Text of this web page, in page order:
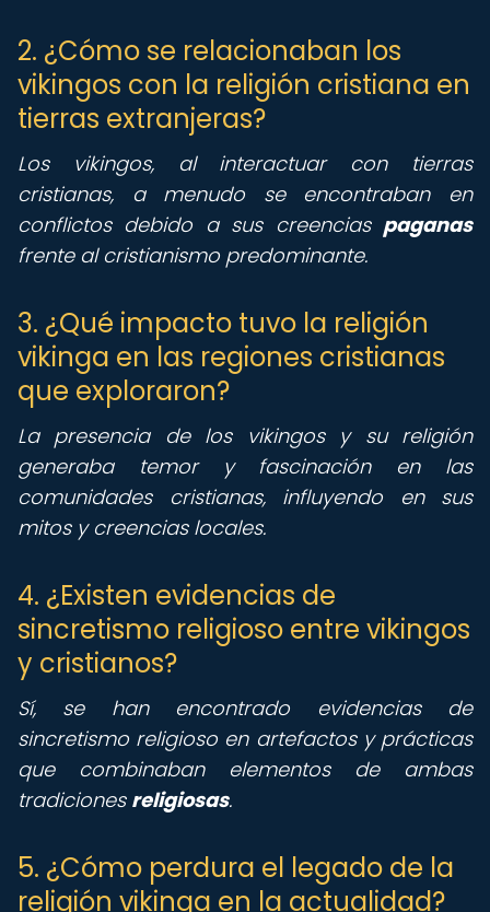
2. ¿Cómo se relacionaban los
vikingos con la religión cristiana en
tierras extranjeras?
Los vikingos, al interactuar con tierras
cristianas, a menudo se encontraban en
conflictos debido a sus creencias paganas
frente al cristianismo predominante.
3. ¿Qué impacto tuvo la religión
vikinga en las regiones cristianas
que exploraron?
La presencia de los vikingos y su religión
generaba temor y fascinación en las
comunidades cristianas, influyendo en sus
mitos y creencias locales.
4. ¿Existen evidencias de
sincretismo religioso entre vikingos
y cristianos?
Sí, se han encontrado evidencias de
sincretismo religioso en artefactos y prácticas
que combinaban elementos de ambas
tradiciones religiosas.
5. ¿Cómo perdura el legado de la
religión vikinga en la actualidad?